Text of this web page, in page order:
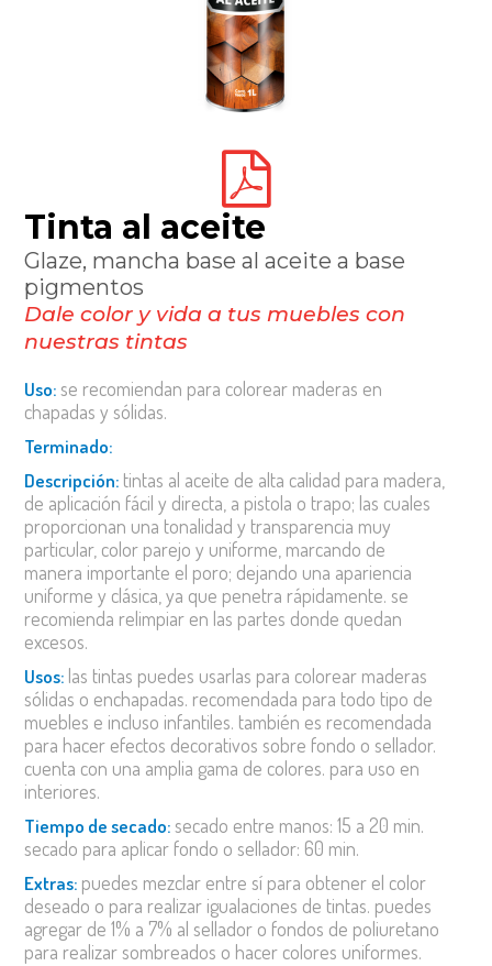
tinta al aceite
glaze, mancha base al aceite a base
pigmentos
dale color y vida a tus muebles con
nuestras tintas
uso:se recomiendan para colorear maderas en
chapadas y sólidas.
terminado:
descripción: tintas al aceite de alta calidad para madera,
de aplicación fácil y directa, a pistola o trapo; las cuales
proporcionan una tonalidad y transparencia muy
particular, color parejo y uniforme, marcando de
manera importante el poro; dejando una apariencia
uniforme y clásica, ya que penetra rápidamente. se
recomienda relimpiar en las partes donde quedan
excesos.
usos: las tintas puedes usarlas para colorear maderas
sólidas o enchapadas. recomendada para todo tipo de
muebles e incluso infantiles. también es recomendada
para hacer efectos decorativos sobre fondo o sellador.
cuenta con una amplia gama de colores. para uso en
interiores.
tiempo de secado:secado entre manos: 15 a 20 min.
secado para aplicar fondo o sellador: 60 min.
extras: puedes mezclar entre sí para obtener el color
deseado o para realizar igualaciones de tintas. puedes
agregar de 1% a 7% al sellador o fondos de poliuretano
para realizar sombreados o hacer colores uniformes.